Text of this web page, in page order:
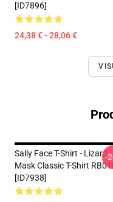
[ID7896]
24,38 € - 28,06 €
Sally Face T-Shirt - Lizard
Mask Classic T-Shirt
[ID7938]
-